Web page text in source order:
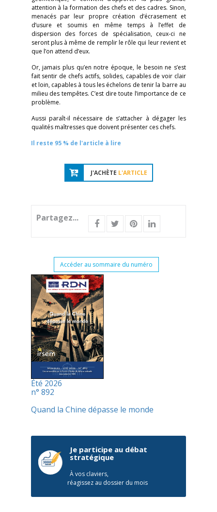
attention à la formation des chefs et des cadres. Sinon,
menacés par leur propre création d’écrasement et
d’usure et soumis en même temps à l’effet de
dispersion des forces de spécialisation, ceux-ci ne
seront plus à même de remplir le rôle qui leur revient et
que l’on attend d’eux.
Or, jamais plus qu’en notre époque, le besoin ne s’est
fait sentir de chefs actifs, solides, capables de voir clair
et loin, capables à tous les échelons de tenir la barre au
milieu des tempêtes. C’est dire toute l’importance de ce
problème.
Aussi paraît-il nécessaire de s’attacher à dégager les
qualités maîtresses que doivent présenter ces chefs.
Il reste 95 % de l'article à lire
J'ACHÈTE L'ARTICLE
Partagez...
Accéder au sommaire du numéro
Été 2026
n° 892
Quand la Chine dépasse le monde
Je participe au débat
stratégique
À vos claviers,
réagissez au dossier du mois